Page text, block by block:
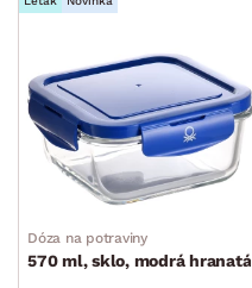
SKLADOVOSŤ
Dóza na potraviny
570 ml, sklo, modrá hranatá